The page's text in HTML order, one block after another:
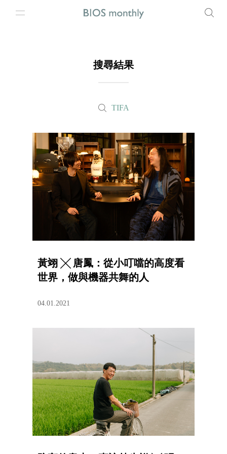
搜尋結果
TIFA
黃翊 ╳ 唐鳳：從小叮噹的高度看
世界，做與機器共舞的人
04.01.2021